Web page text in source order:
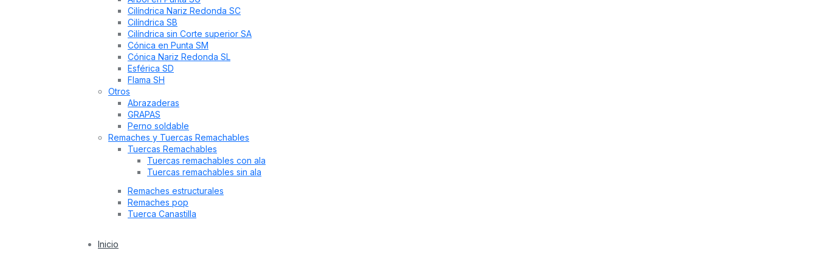
Cilíndrica Nariz Redonda SC
Cilíndrica SB
Cilíndrica sin Corte superior SA
Cónica en Punta SM
Cónica Nariz Redonda SL
Esférica SD
Flama SH
Otros
Abrazaderas
GRAPAS
Perno soldable
Remaches y Tuercas Remachables
Tuercas Remachables
Tuercas remachables con ala
Tuercas remachables sin ala
Remaches estructurales
Remaches pop
Tuerca Canastilla
Inicio